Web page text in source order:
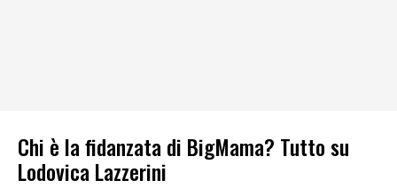
Chi è la fidanzata di BigMama? Tutto su
Lodovica Lazzerini